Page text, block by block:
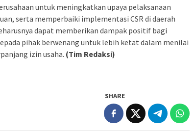
untuk meningkatkan upaya pelaksanaan
serta memperbaiki implementasi CSR di daerah
dapat memberikan dampak positif bagi
pihak berwenang untuk lebih ketat dalam menilai
izin usaha. (Tim Redaksi)
SHARE